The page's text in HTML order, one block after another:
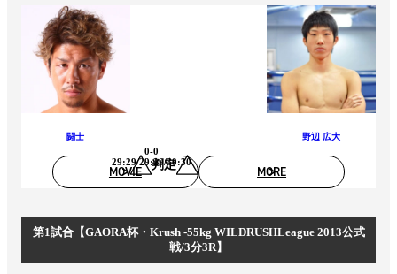
闘士
判定
0-0
29:29/29:29/30:30
野辺 広大
MOVIE MORE
第1試合【GAORA杯・Krush -55kg WILDRUSHLeague 2013公式
戦/3分3R】